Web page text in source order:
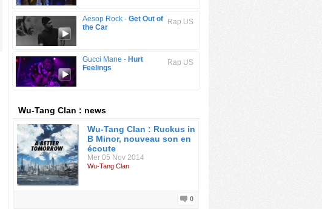
Rap US
Aesop Rock - Get Out of
the Car
Rap US
Gucci Mane - Hurt
Feelings
Wu-Tang Clan : news
Wu-Tang Clan : Ruckus in
B Minor, nouveau son en
écoute
Mer 05 Nov 2014
Wu-Tang Clan
0